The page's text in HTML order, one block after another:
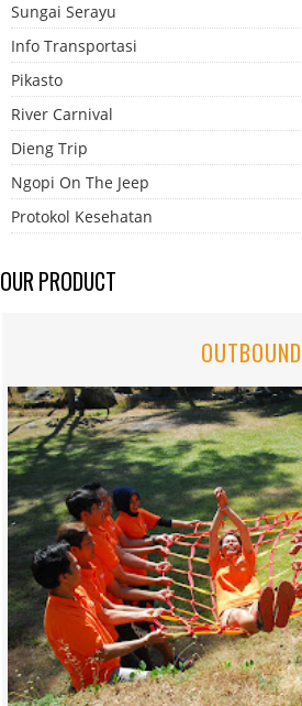
Sungai Serayu
Info Transportasi
Pikasto
River Carnival
Dieng Trip
Ngopi On The Jeep
Protokol Kesehatan
OUR PRODUCT
OUTBOUND